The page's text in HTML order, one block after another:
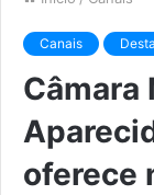
Canais
Câmara
oferece